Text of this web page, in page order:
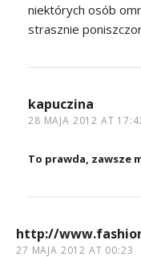
niektórych osób
strasznie
kapuczina
28 MAJA 2012 AT
To prawda, zawsze
http://
27 MAJA 2012 AT 00:23